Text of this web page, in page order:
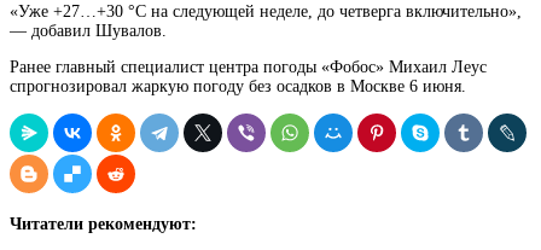
«Уже +27…+30 °C на следующей неделе, до четверга включительно»,
— добавил Шувалов.
Ранее главный специалист центра погоды «Фобос» Михаил Леус
спрогнозировал жаркую погоду без осадков в Москве 6 июня.
Читатели рекомендуют: